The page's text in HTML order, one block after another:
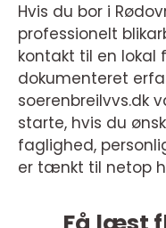
Hvis du bor i
professionelt
kontakt til en
dokumenteret
soerenbreilvvs.dk
starte, hvis du
faglighed,
er tænkt til netop